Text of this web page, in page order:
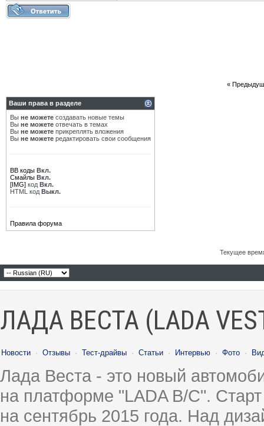
«
Ваши права в разделе
Вы не можете создавать новые темы
Вы не можете отвечать в темах
Вы не можете прикреплять вложения
Вы не можете редактировать свои сообщения
BB коды Вкл.
Смайлы Вкл.
[IMG] код Вкл.
HTML код Выкл.
Правила форума
Текущее
ЛАДА ВЕСТА (LADA
Новости · Отзывы · Тест-драйвы · Статьи · Интервью · Фото ·
Лада Веста - это новый
на платформе "LADA B/C".
на сентябрь 2015 года. Над